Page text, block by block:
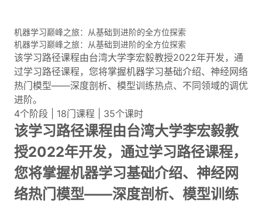
机器学习巅峰之旅：从基础到进阶的全方位探索
机器学习巅峰之旅：从基础到进阶的全方位探索
该学习路径课程由台湾大学李宏毅教授2022年开发，通
过学习路径课程，您将掌握机器学习基础介绍、神经网络
热门模型——深度剖析、模型训练热点、不同领域的调优
进阶。
4个阶段 | 18门课程 | 35个课时
该学习路径课程由台湾大学李宏毅教
授2022年开发，通过学习路径课程，
您将掌握机器学习基础介绍、神经网
络热门模型——深度剖析、模型训练